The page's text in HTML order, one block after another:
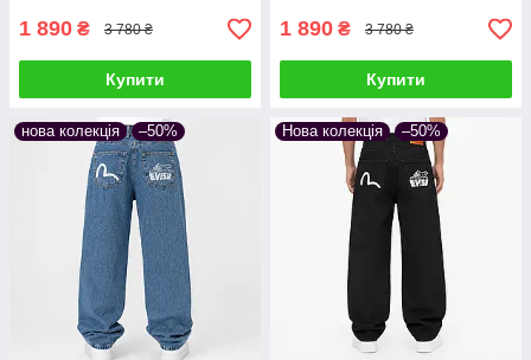
1 890 ₴ 3 780 ₴
Купити
1 890 ₴ 3 780 ₴
Купити
нова колекція –50% Нова колекція –50%